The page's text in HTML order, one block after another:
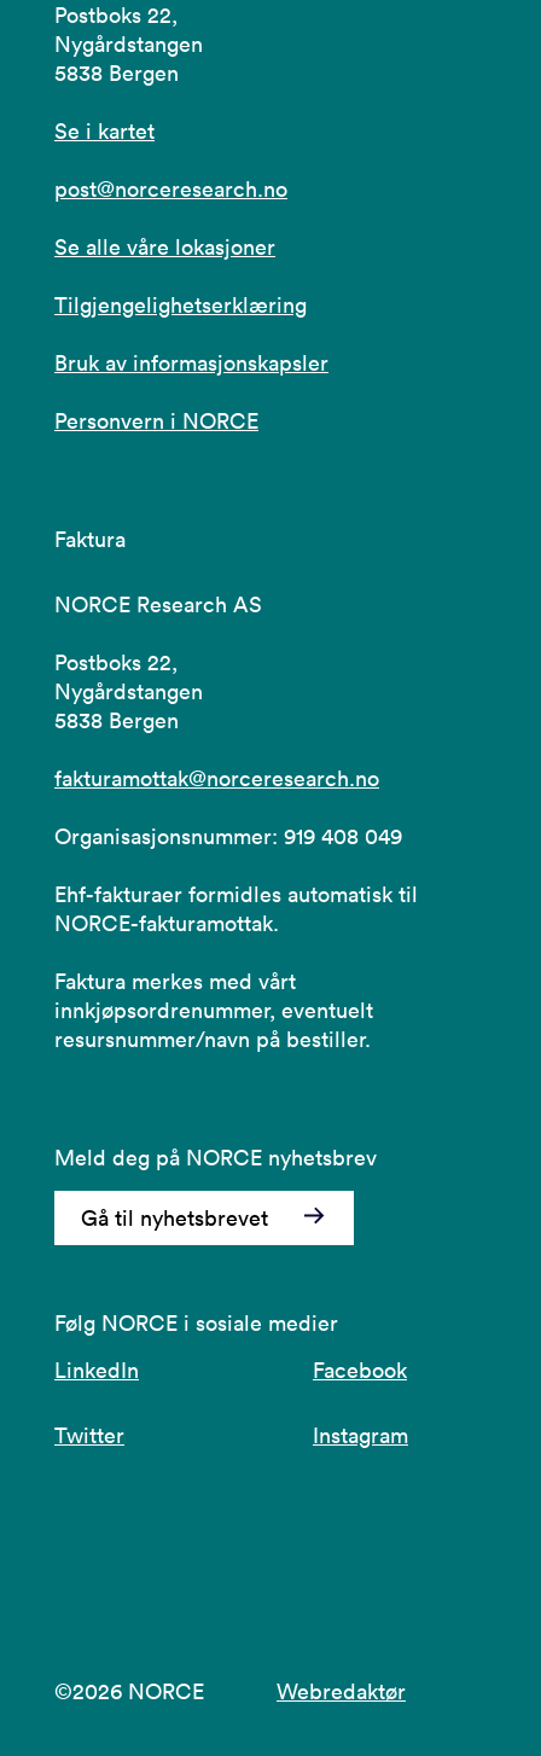
Postboks 22,
Nygårdstangen
5838 Bergen
Se i kartet
post@norceresearch.no
Se alle våre lokasjoner
Tilgjengelighetserklæring
Bruk av informasjonskapsler
Personvern i NORCE
Faktura
NORCE Research AS
Postboks 22,
Nygårdstangen
5838 Bergen
fakturamottak@norceresearch.no
Organisasjonsnummer: 919 408 049
Ehf-fakturaer formidles automatisk til
NORCE-fakturamottak.
Faktura merkes med vårt
innkjøpsordrenummer, eventuelt
resursnummer/navn på bestiller.
Meld deg på NORCE nyhetsbrev
Gå til nyhetsbrevet
Følg NORCE i sosiale medier
LinkedIn
Facebook
Twitter Instagram
©2026 NORCE Webredaktør